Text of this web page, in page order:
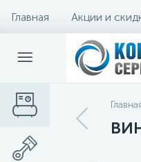
Главная Акции и